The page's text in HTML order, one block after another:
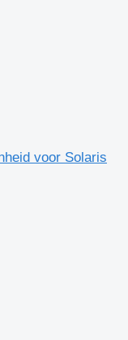
voor Solaris